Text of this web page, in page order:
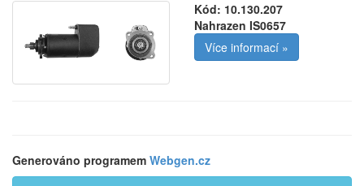
Kód: 10.130.207
Nahrazen IS0657
Více informací »
Generováno programem Webgen.cz